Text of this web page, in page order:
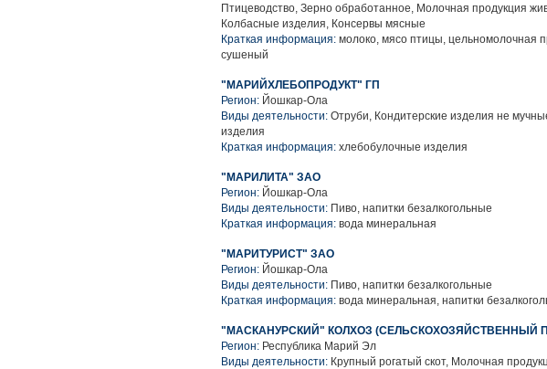
Птицеводство, Зерно обработанное, Молочная продукция
Колбасные изделия, Консервы мясные
Краткая информация: молоко, мясо птицы, цельномолочная
сушеный
"МАРИЙХЛЕБОПРОДУКТ" ГП
Регион: Йошкар-Ола
Виды деятельности: Отруби, Кондитерские изделия не
изделия
Краткая информация: хлебобулочные изделия
"МАРИЛИТА" ЗАО
Регион: Йошкар-Ола
Виды деятельности: Пиво, напитки безалкогольные
Краткая информация: вода минеральная
"МАРИТУРИСТ" ЗАО
Регион: Йошкар-Ола
Виды деятельности: Пиво, напитки безалкогольные
Краткая информация: вода минеральная, напитки
"МАСКАНУРСКИЙ" КОЛХОЗ (СЕЛЬСКОХОЗЯЙСТВЕННЫЙ
Регион: Республика Марий Эл
Виды деятельности: Крупный рогатый скот, Молочная